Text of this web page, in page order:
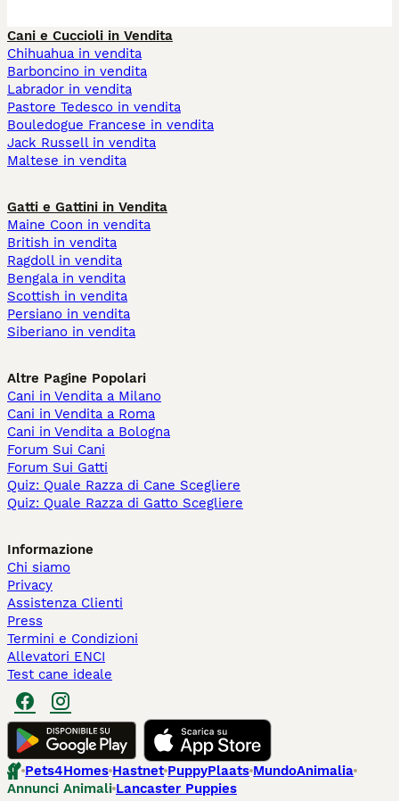
Cani e Cuccioli in Vendita
Chihuahua in vendita
Barboncino in vendita
Labrador in vendita
Pastore Tedesco in vendita
Bouledogue Francese in vendita
Jack Russell in vendita
Maltese in vendita
Gatti e Gattini in Vendita
Maine Coon in vendita
British in vendita
Ragdoll in vendita
Bengala in vendita
Scottish in vendita
Persiano in vendita
Siberiano in vendita
Altre Pagine Popolari
Cani in Vendita a Milano
Cani in Vendita a Roma
Cani in Vendita a Bologna
Forum Sui Cani
Forum Sui Gatti
Quiz: Quale Razza di Cane Scegliere
Quiz: Quale Razza di Gatto Scegliere
Informazione
Chi siamo
Privacy
Assistenza Clienti
Press
Termini e Condizioni
Allevatori ENCI
Test cane ideale
Pets4Homes Hastnet PuppyPlaats MundoAnimalia
Annunci Animali Lancaster Puppies